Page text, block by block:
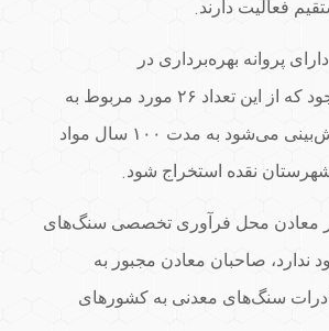
فعالیت دارند.
پروانه بهره‌برداری در
آذربایجان‌غربی وجود که از این تعداد ۲۶ مورد مربوط به
نقده است؛ که پیش‌بینی می‌شود به مدت ۱۰۰ سال مواد
نقده استخراج شود.
در معادن محل فرآوری تخصصی سنگ‌های
ندارد، صاحبان معادن مجبور به
سنگ‌های معدنی به کشورهای